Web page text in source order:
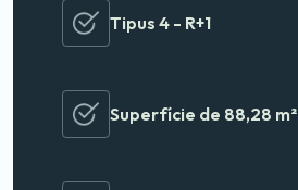
Tipus 4 - R+1
Superfície de 88,28 m²